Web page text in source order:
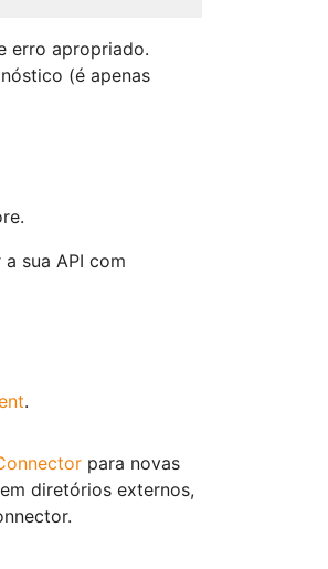
erro apropriado.
(é apenas
sua API com
.
para novas
diretórios externos,